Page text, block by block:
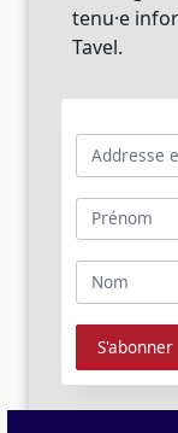
tenu·e
Tavel.